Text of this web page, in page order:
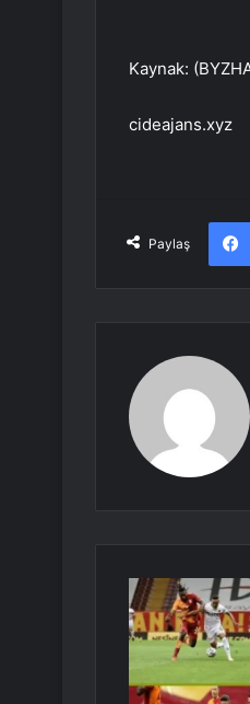
Kaynak:
cideajans.xyz
Paylaş